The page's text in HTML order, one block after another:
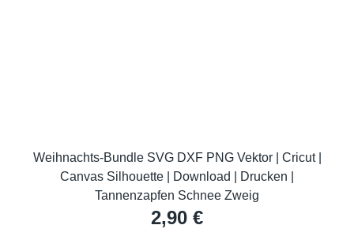
Weihnachts-Bundle SVG DXF PNG Vektor | Cricut |
Canvas Silhouette | Download | Drucken |
Tannenzapfen Schnee Zweig
2,90 €